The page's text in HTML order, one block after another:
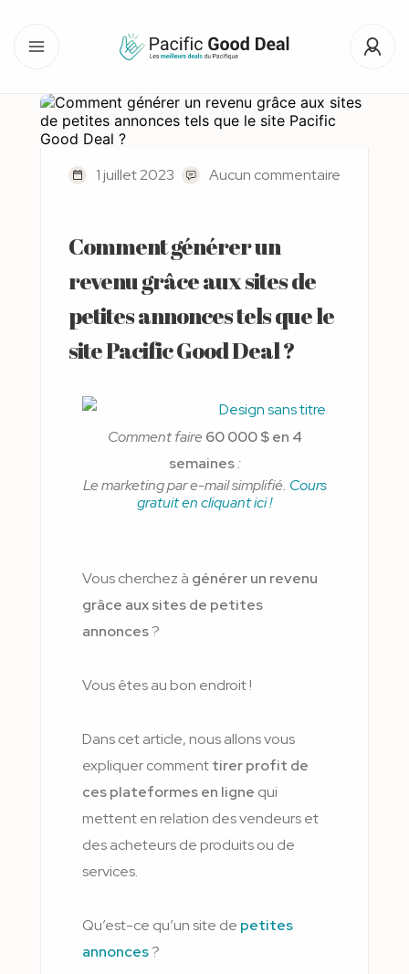
1 juillet 2023 Aucun commentaire
Comment générer un
revenu grâce aux sites de
petites annonces tels que le
site Pacific Good Deal ?
Comment faire60 000 $ en 4
semaines:
Le marketing par e-mail simplifié. Cours
gratuit en cliquant ici !
Vous cherchez à générer un revenu
grâce aux sites de petites
annonces?
Vous êtes au bon endroit !
Dans cet article, nous allons vous
expliquer commenttirer profit de
ces plateformes en ligne qui
mettent en relation des vendeurs et
des acheteurs de produits ou de
services.
Qu’est-ce qu’un site de petites
annonces?